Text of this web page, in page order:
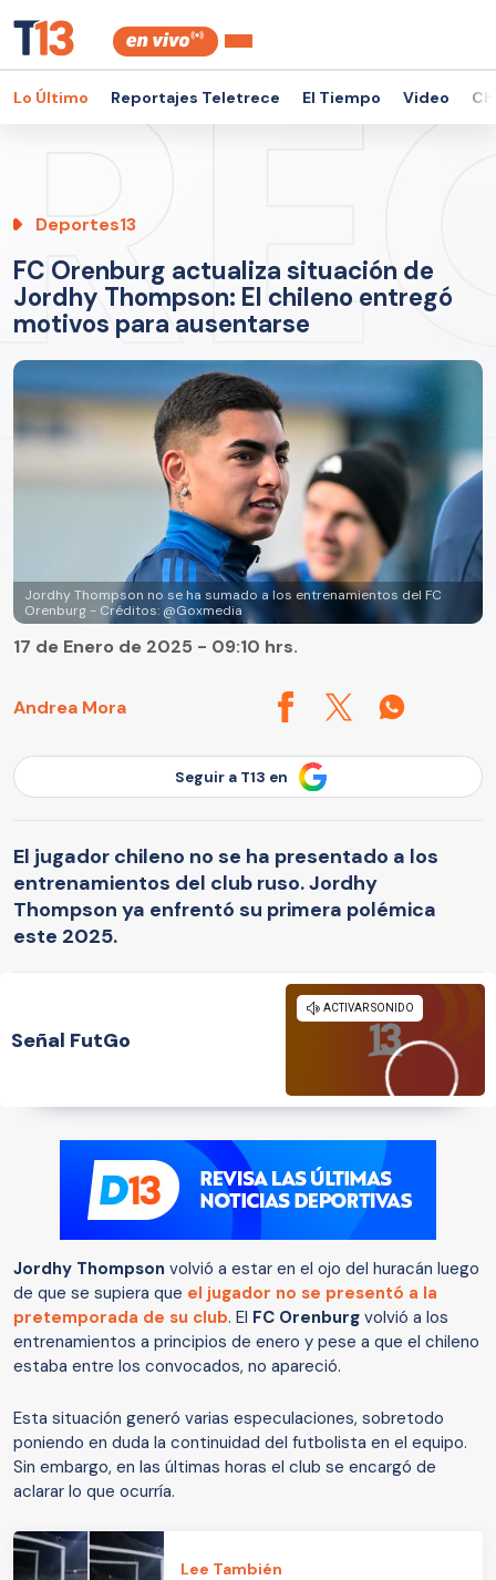
Lo Último Reportajes Teletrece El Tiempo Video
Deportes13
FC Orenburg actualiza situación de
Jordhy Thompson: El chileno entregó
motivos para ausentarse
Jordhy Thompson no se ha sumado a los entrenamientos del FC
Orenburg - Créditos: @Goxmedia
Andrea Mora
17 de Enero de 2025 - 09:10 hrs.
Seguir a T13 en
El jugador chileno no se ha presentado a los
entrenamientos del club ruso. Jordhy
Thompson ya enfrentó su primera polémica
este 2025.
Señal FutGo
Jordhy Thompson volvió a estar en el ojo del huracán luego
de que se supiera que el jugador no se presentó a la
pretemporada de su club. El FC Orenburg volvió a los
entrenamientos a principios de enero y pese a que el chileno
estaba entre los convocados, no apareció.
Esta situación generó varias especulaciones, sobretodo
poniendo en duda la continuidad del futbolista en el equipo.
Sin embargo, en las últimas horas el club se encargó de
aclarar lo que ocurría.
Lee También